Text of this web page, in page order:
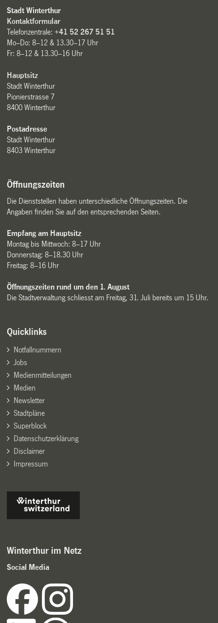
Stadt Winterthur
Kontaktformular
Telefonzentrale:+41 52 267 51 51
Mo–Do: 8–12 & 13.30–17 Uhr
Fr: 8–12 & 13.30–16 Uhr
Hauptsitz
Stadt Winterthur
Pionierstrasse 7
8400 Winterthur
Postadresse
Stadt Winterthur
8403 Winterthur
Öffnungszeiten
Die Dienststellen haben unterschiedliche Öffnungszeiten. Die
Angaben finden Sie auf den entsprechenden Seiten.
Empfang am Hauptsitz
Montag bis Mittwoch: 8–17 Uhr
Donnerstag: 8–18.30 Uhr
Freitag: 8–16 Uhr
Öffnungszeiten rund um den 1. August
Die Stadtverwaltung schliesst am Freitag, 31. Juli bereits um 15 Uhr.
Quicklinks
Notfallnummern
Jobs
Medienmitteilungen
Medien
Newsletter
Stadtpläne
Superblock
Datenschutzerklärung
Disclaimer
Impressum
Winterthur im Netz
Social Media